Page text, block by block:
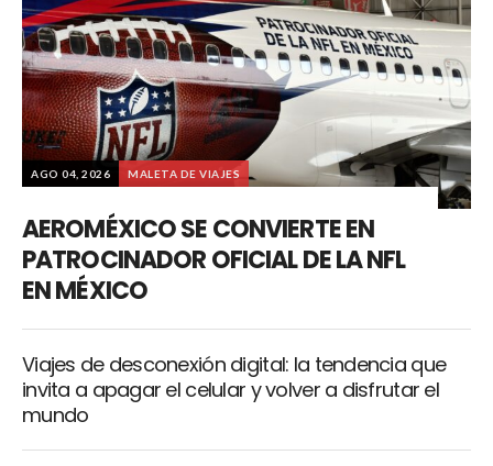
AGO 04, 2026 MALETA DE VIAJES
AEROMÉXICO SE CONVIERTE EN
PATROCINADOR OFICIAL DE LA NFL
EN MÉXICO
Viajes de desconexión digital: la tendencia que
invita a apagar el celular y volver a disfrutar el
mundo